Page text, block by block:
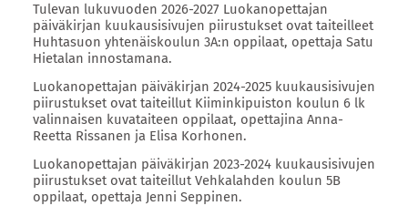
Tulevan lukuvuoden 2026-2027 Luokanopettajan
päiväkirjan kuukausisivujen piirustukset ovat taiteilleet
Huhtasuon yhtenäiskoulun 3A:n oppilaat, opettaja Satu
Hietalan innostamana.
Luokanopettajan päiväkirjan 2024-2025 kuukausisivujen
piirustukset ovat taiteillut Kiiminkipuiston koulun 6 lk
valinnaisen kuvataiteen oppilaat, opettajina Anna-
Reetta Rissanen ja Elisa Korhonen.
Luokanopettajan päiväkirjan 2023-2024 kuukausisivujen
piirustukset ovat taiteillut Vehkalahden koulun 5B
oppilaat, opettaja Jenni Seppinen.